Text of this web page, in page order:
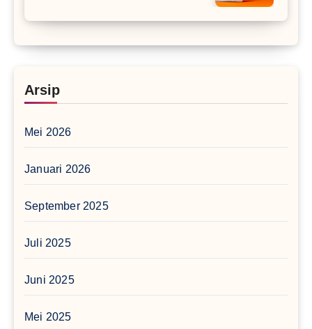
Arsip
Mei 2026
Januari 2026
September 2025
Juli 2025
Juni 2025
Mei 2025